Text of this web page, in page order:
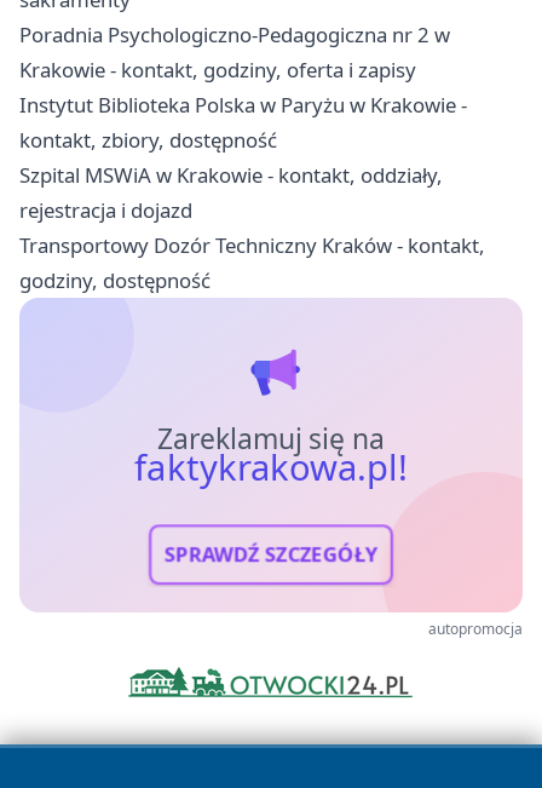
Poradnia Psychologiczno-Pedagogiczna nr 2 w
Krakowie - kontakt, godziny, oferta i zapisy
Instytut Biblioteka Polska w Paryżu w Krakowie -
kontakt, zbiory, dostępność
Szpital MSWiA w Krakowie - kontakt, oddziały,
rejestracja i dojazd
Transportowy Dozór Techniczny Kraków - kontakt,
godziny, dostępność
Zareklamuj się na
faktykrakowa.pl!
SPRAWDŹ SZCZEGÓŁY
autopromocja